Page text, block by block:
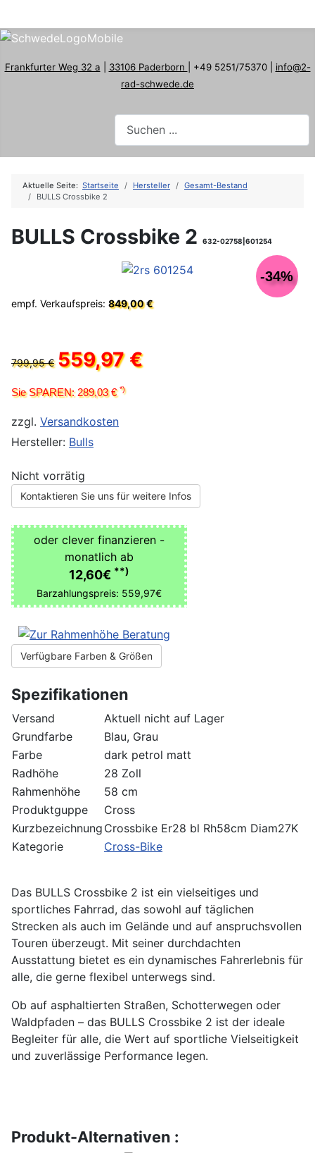
Frankfurter Weg 32 a 33106 Paderborn | +49 5251/75370 | info@2-
rad-schwede.de
Aktuelle Seite: Startseite Hersteller
Gesamt-Bestand
BULLS Crossbike 2
BULLS Crossbike 2 632-02758|601254
-34%
empf. Verkaufspreis: 849,00 €
799,95 € 559,97 €
Sie SPAREN: 289,03 €*)
zzgl. Versandkosten
Hersteller: Bulls
Nicht vorrätig
Kontaktieren Sie uns für weitere Infos
oder clever finanzieren -
monatlich ab
12,60€ **)
Barzahlungspreis: 559,97€
Verfügbare Farben & Größen
Spezifikationen
Versand
Aktuell nicht auf Lager
Grundfarbe
Blau, Grau
Farbe
dark petrol matt
Radhöhe
28 Zoll
Rahmenhöhe
58 cm
Produktguppe
Cross
Kurzbezeichnung Crossbike Er28 bl Rh58cm Diam27K
Kategorie
Cross-Bike
Das BULLS Crossbike 2 ist ein vielseitiges und
sportliches Fahrrad, das sowohl auf täglichen
Strecken als auch im Gelände und auf anspruchsvollen
Touren überzeugt. Mit seiner durchdachten
Ausstattung bietet es ein dynamisches Fahrerlebnis für
alle, die gerne flexibel unterwegs sind.
Ob auf asphaltierten Straßen, Schotterwegen oder
Waldpfaden – das BULLS Crossbike 2 ist der ideale
Begleiter für alle, die Wert auf sportliche Vielseitigkeit
und zuverlässige Performance legen.
Produkt-Alternativen :